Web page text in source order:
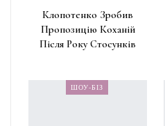
Клопотенко Зробив
Пропозицію Коханій
Після Року Стосунків
ШОУ-БІЗ